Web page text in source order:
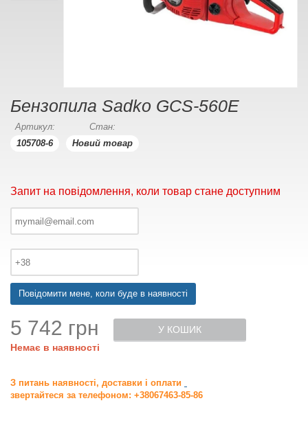
Бензопила Sadko GCS-560E
Артикул:
105708-6
Стан:
Новий товар
Запит на повідомлення, коли товар стане доступним
Повідомити мене, коли буде в наявності
5 742 грн
Немає в наявності
У КОШИК
З питань наявності, доставки і оплати
звертайтеся за телефоном: +38067463-85-86